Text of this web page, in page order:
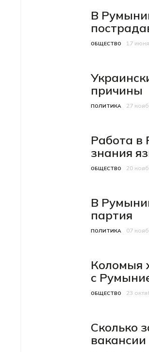
В
Категория
ОБЩЕСТВО
Дата 17
причины
Категория
ПОЛИТИКА
Дата 27
Работа в
знания
Категория
ОБЩЕСТВО
Дата 20
В
партия
Категория
ПОЛИТИКА
Дата 07
Коломыя
с
Категория
ОБЩЕСТВО
Дата 23
Сколько
вакансии